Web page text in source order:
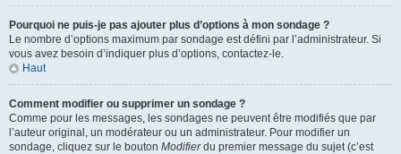
Pourquoi ne puis-je pas ajouter plus d’options à mon sondage ?
Le nombre d’options maximum par sondage est défini par l’administrateur. Si
vous avez besoin d’indiquer plus d’options, contactez-le.
Haut
Comment modifier ou supprimer un sondage ?
Comme pour les messages, les sondages ne peuvent être modifiés que par
l’auteur original, un modérateur ou un administrateur. Pour modifier un
sondage, cliquez sur le bouton Modifierdu premier message du sujet (c’est